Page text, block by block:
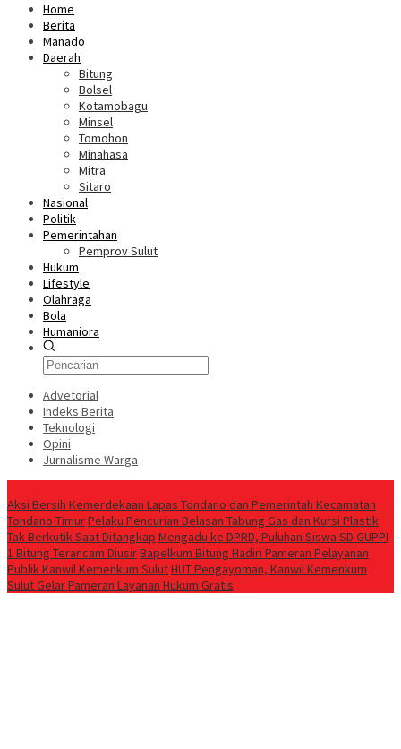
Home
Berita
Manado
Daerah
Bitung
Bolsel
Kotamobagu
Minsel
Tomohon
Minahasa
Mitra
Sitaro
Nasional
Politik
Pemerintahan
Pemprov Sulut
Hukum
Lifestyle
Olahraga
Bola
Humaniora
Advetorial
Indeks Berita
Teknologi
Opini
Jurnalisme Warga
Aksi Bersih Kemerdekaan Lapas Tondano dan Pemerintah Kecamatan
Tondano TimurPelaku Pencurian Belasan Tabung Gas dan Kursi Plastik
Tak Berkutik Saat Ditangkap Mengadu ke DPRD, Puluhan Siswa SD GUPPI
1 Bitung Terancam Diusir‎Bapelkum Bitung Hadiri Pameran Pelayanan
Publik Kanwil Kemenkum SulutHUT Pengayoman, Kanwil Kemenkum
Sulut Gelar Pameran Layanan Hukum Gratis